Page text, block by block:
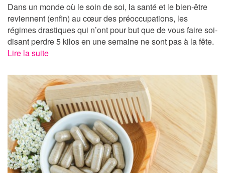
Dans un monde où le soin de soi, la santé et le bien-être
reviennent (enfin) au cœur des préoccupations, les
régimes drastiques qui n’ont pour but que de vous faire soi-
disant perdre 5 kilos en une semaine ne sont pas à la fête.
Lire la suite